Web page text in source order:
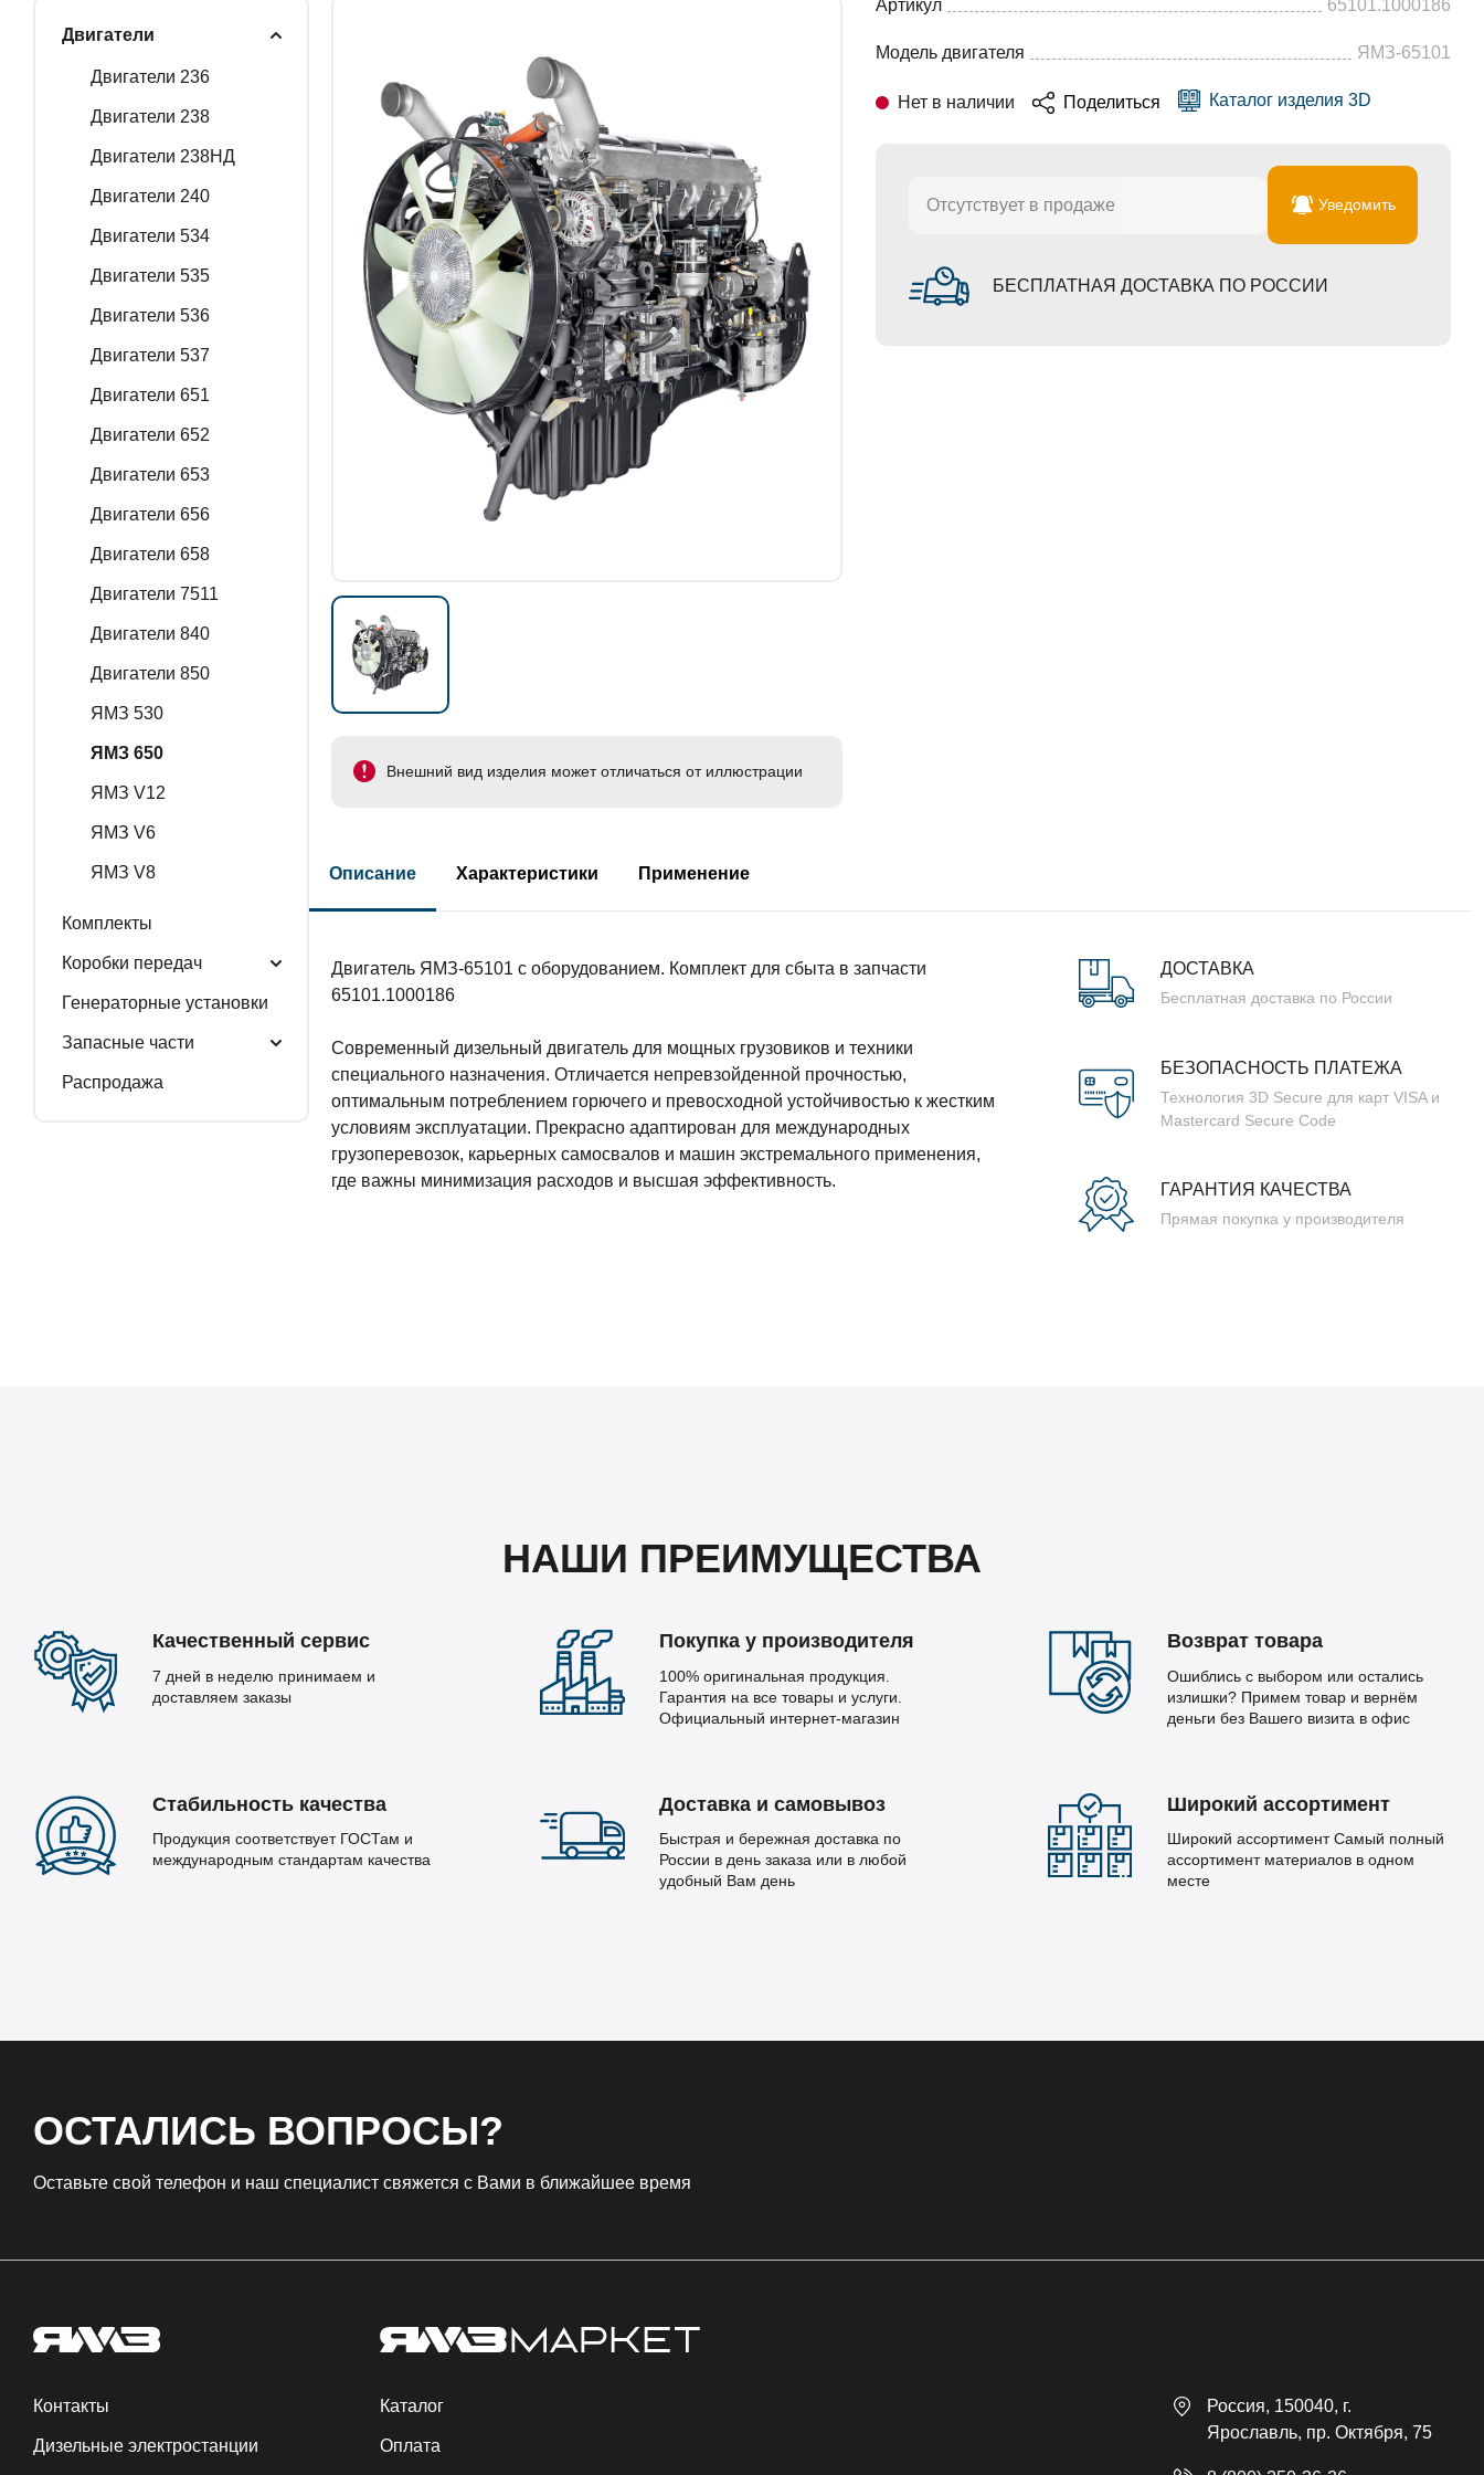
ГЕНЕРАТОРНЫЕ УСТАНОВКИ
ЗАПАСНЫЕ ЧАСТИ
РАСПРОДАЖА
Двигатели
Двигатели 236
Двигатели 238
Двигатели 238НД
Двигатели 240
Двигатели 534
Двигатели 535
Двигатели 536
Двигатели 537
Двигатели 651
Двигатели 652
Двигатели 653
Двигатели 656
Двигатели 658
Двигатели 7511
Двигатели 840
Двигатели 850
ЯМЗ 530
ЯМЗ 650
ЯМЗ V12
ЯМЗ V6
ЯМЗ V8
Комплекты
Коробки передач
Генераторные установки
Запасные части
Распродажа
Внешний вид изделия может отличаться от иллюстрации
Артикул 65101.1000186
Модель двигателя ЯМЗ-65101
Нет в наличии Поделиться Каталог изделия 3D
Отсутствует в продаже Уведомить
БЕСПЛАТНАЯ ДОСТАВКА ПО РОССИИ
Описание Характеристики Применение
Двигатель ЯМЗ-65101 с оборудованием. Комплект для сбыта в запчасти
65101.1000186
Современный дизельный двигатель для мощных грузовиков и техники
специального назначения. Отличается непревзойденной прочностью,
оптимальным потреблением горючего и превосходной устойчивостью к жестким
условиям эксплуатации. Прекрасно адаптирован для международных
грузоперевозок, карьерных самосвалов и машин экстремального применения,
где важны минимизация расходов и высшая эффективность.
ДОСТАВКА
Бесплатная доставка по России
БЕЗОПАСНОСТЬ ПЛАТЕЖА
Технология 3D Secure для карт VISA и
Mastercard Secure Code
ГАРАНТИЯ КАЧЕСТВА
Прямая покупка у производителя
НАШИ ПРЕИМУЩЕСТВА
Качественный сервис
7 дней в неделю принимаем и
доставляем заказы
Покупка у производителя
100% оригинальная продукция.
Гарантия на все товары и услуги.
Официальный интернет-магазин
Возврат товара
Ошиблись с выбором или остались
излишки? Примем товар и вернём
деньги без Вашего визита в офис
Стабильность качества
Продукция соответствует ГОСТам и
международным стандартам качества
Доставка и самовывоз
Быстрая и бережная доставка по
России в день заказа или в любой
удобный Вам день
Широкий ассортимент
Широкий ассортимент Самый полный
ассортимент материалов в одном
месте
ОСТАЛИСЬ ВОПРОСЫ?
Оставьте свой телефон и наш специалист свяжется с Вами в ближайшее время
Контакты
Дизельные электростанции
Каталог
Оплата
Россия, 150040, г.
Ярославль, пр. Октября, 75